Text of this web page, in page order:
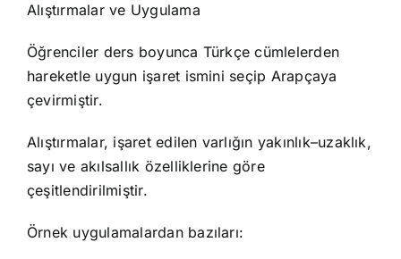
Alıştırmalar ve Uygulama
Öğrenciler ders boyunca Türkçe cümlelerden
hareketle uygun işaret ismini seçip Arapçaya
çevirmiştir.
Alıştırmalar, işaret edilen varlığın yakınlık–uzaklık,
sayı ve akılsallık özelliklerine göre
çeşitlendirilmiştir.
Örnek uygulamalardan bazıları: